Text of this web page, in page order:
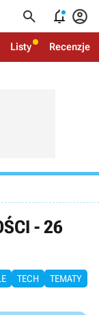
  
Listy Recenzje
- 26
TECH TEMATY